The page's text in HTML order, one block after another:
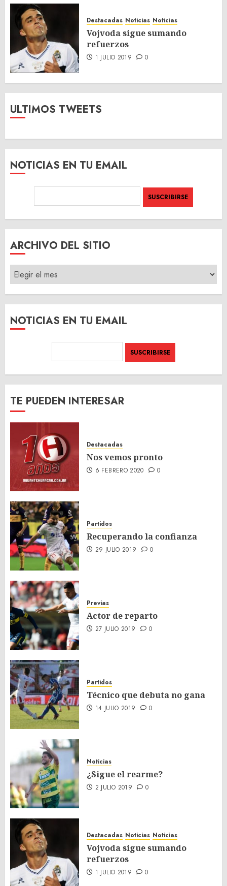
Destacadas Noticias Noticias
Vojvoda sigue sumando
refuerzos
1 JULIO 2019 0
ULTIMOS TWEETS
NOTICIAS EN TU EMAIL
ARCHIVO DEL SITIO
ARCHIVO
DEL
SITIO
NOTICIAS EN TU EMAIL
TE PUEDEN INTERESAR
Destacadas
Nos vemos pronto
6 FEBRERO 2020 0
Partidos
Recuperando la confianza
29 JULIO 2019 0
Previas
Actor de reparto
27 JULIO 2019 0
Partidos
Técnico que debuta no gana
14 JULIO 2019 0
Noticias
¿Sigue el rearme?
2 JULIO 2019 0
Destacadas Noticias Noticias
Vojvoda sigue sumando
refuerzos
1 JULIO 2019 0